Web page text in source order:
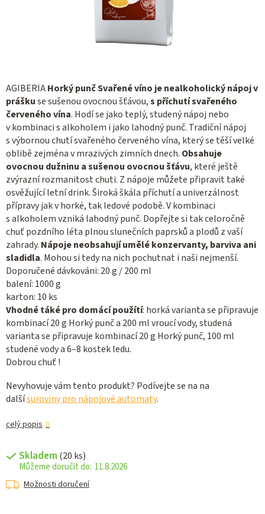
AGIBERIAHorký punč Svařené víno je nealkoholický nápoj v
práškuse sušenou ovocnou šťávou,s příchutí svařeného
červeného vína. Hodí se jako teplý, studený nápoj nebo
v kombinaci s alkoholem i jako lahodný punč. Tradiční nápoj
s výbornou chutí svařeného červeného vína, který se těší velké
oblibě zejména v mrazivých zimních dnech. Obsahuje
ovocnou dužninu a sušenou ovocnou šťávu, které ještě
zvýrazní rozmanitost chuti. Z nápoje můžete připravit také
osvěžující letní drink. Široká škála příchutí a univerzálnost
přípravy jak v horké, tak ledové podobě. V kombinaci
s alkoholem vzniká lahodný punč. Dopřejte si tak celoročně
chuť pozdního léta plnou slunečních paprsků a plodů z vaší
zahrady. Nápoje neobsahují umělé konzervanty, barviva ani
sladidla. Mohou si tedy na nich pochutnat i naši nejmenší.
Doporučené dávkováni: 20 g / 200 ml
balení: 1000 g
karton: 10 ks
Vhodné táké pro domácí použítí: horká varianta se připravuje
kombinací 20 g Horký punč a 200 ml vroucí vody, studená
varianta se připravuje kombinací 20 g Horký punč, 100 ml
studené vody a 6–8 kostek ledu.
Dobrou chuť !
Nevyhovuje vám tento produkt? Podívejte se na na
dalšísuroviny pro nápojové automaty.
celý popis
Skladem (20 ks)
11.8.2026
Možnosti doručení